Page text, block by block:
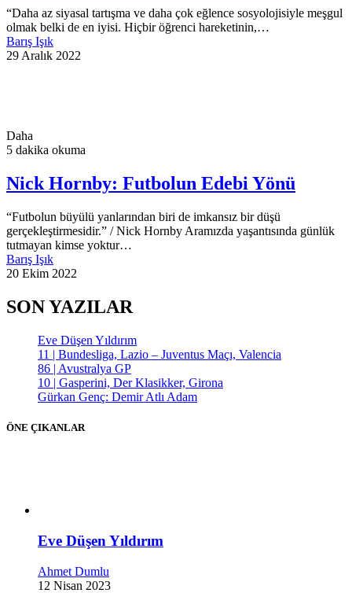
“Daha az siyasal tartışma ve daha çok eğlence sosyolojisiyle meşgul
olmak belki de en iyisi. Hiçbir öğrenci hareketinin,…
Barış Işık
29 Aralık 2022
Daha
5 dakika okuma
Nick Hornby: Futbolun Edebi Yönü
“Futbolun büyülü yanlarından biri de imkansız bir düşü
gerçekleştirmesidir.” / Nick Hornby Aramızda yaşantısında günlük
tutmayan kimse yoktur…
Barış Işık
20 Ekim 2022
SON YAZILAR
Eve Düşen Yıldırım
11 | Bundesliga, Lazio – Juventus Maçı, Valencia
86 | Avustralya GP
10 | Gasperini, Der Klasikker, Girona
Gürkan Genç: Demir Atlı Adam
ÖNE ÇIKANLAR
Eve Düşen Yıldırım
Ahmet Dumlu
12 Nisan 2023